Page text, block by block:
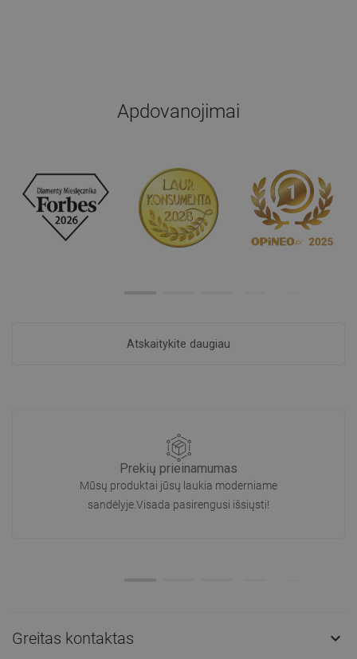
Apdovanojimai
Atskaitykite daugiau
Prekių prieinamumas
Mūsų produktai jūsų laukia moderniame
sandėlyje.Visada pasirengusi išsiųsti!
Greitas kontaktas 